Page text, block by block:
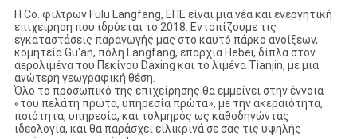
Η Co. φίλτρων Fulu Langfang, ΕΠΕ είναι μια νέα και ενεργητική
επιχείρηση που ιδρύεται το 2018. Εντοπίζουμε τις
εγκαταστάσεις παραγωγής μας στο καυτό πάρκο ανοίξεων,
κομητεία Gu'an, πόλη Langfang, επαρχία Hebei, δίπλα στον
αερολιμένα του Πεκίνου Daxing και το λιμένα Tianjin, με μια
ανώτερη γεωγραφική θέση.
Όλο το προσωπικό της επιχείρησης θα εμμείνει στην έννοια
«του πελάτη πρώτα, υπηρεσία πρώτα», με την ακεραιότητα,
ποιότητα, υπηρεσία, και τολμηρός ως καθοδηγώντας
ιδεολογία, και θα παράσχει ειλικρινά σε σας τις υψηλής